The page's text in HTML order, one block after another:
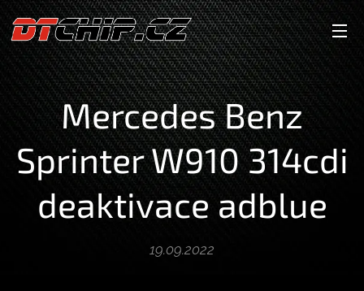
Mercedes Benz
Sprinter W910 314cdi
deaktivace adblue
19.09.2022